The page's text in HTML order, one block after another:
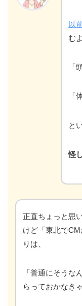
以
む
「
「
と
怪
正直ちょっと思
けど「東北で
りは、
「普通にそうな
らっておかなき